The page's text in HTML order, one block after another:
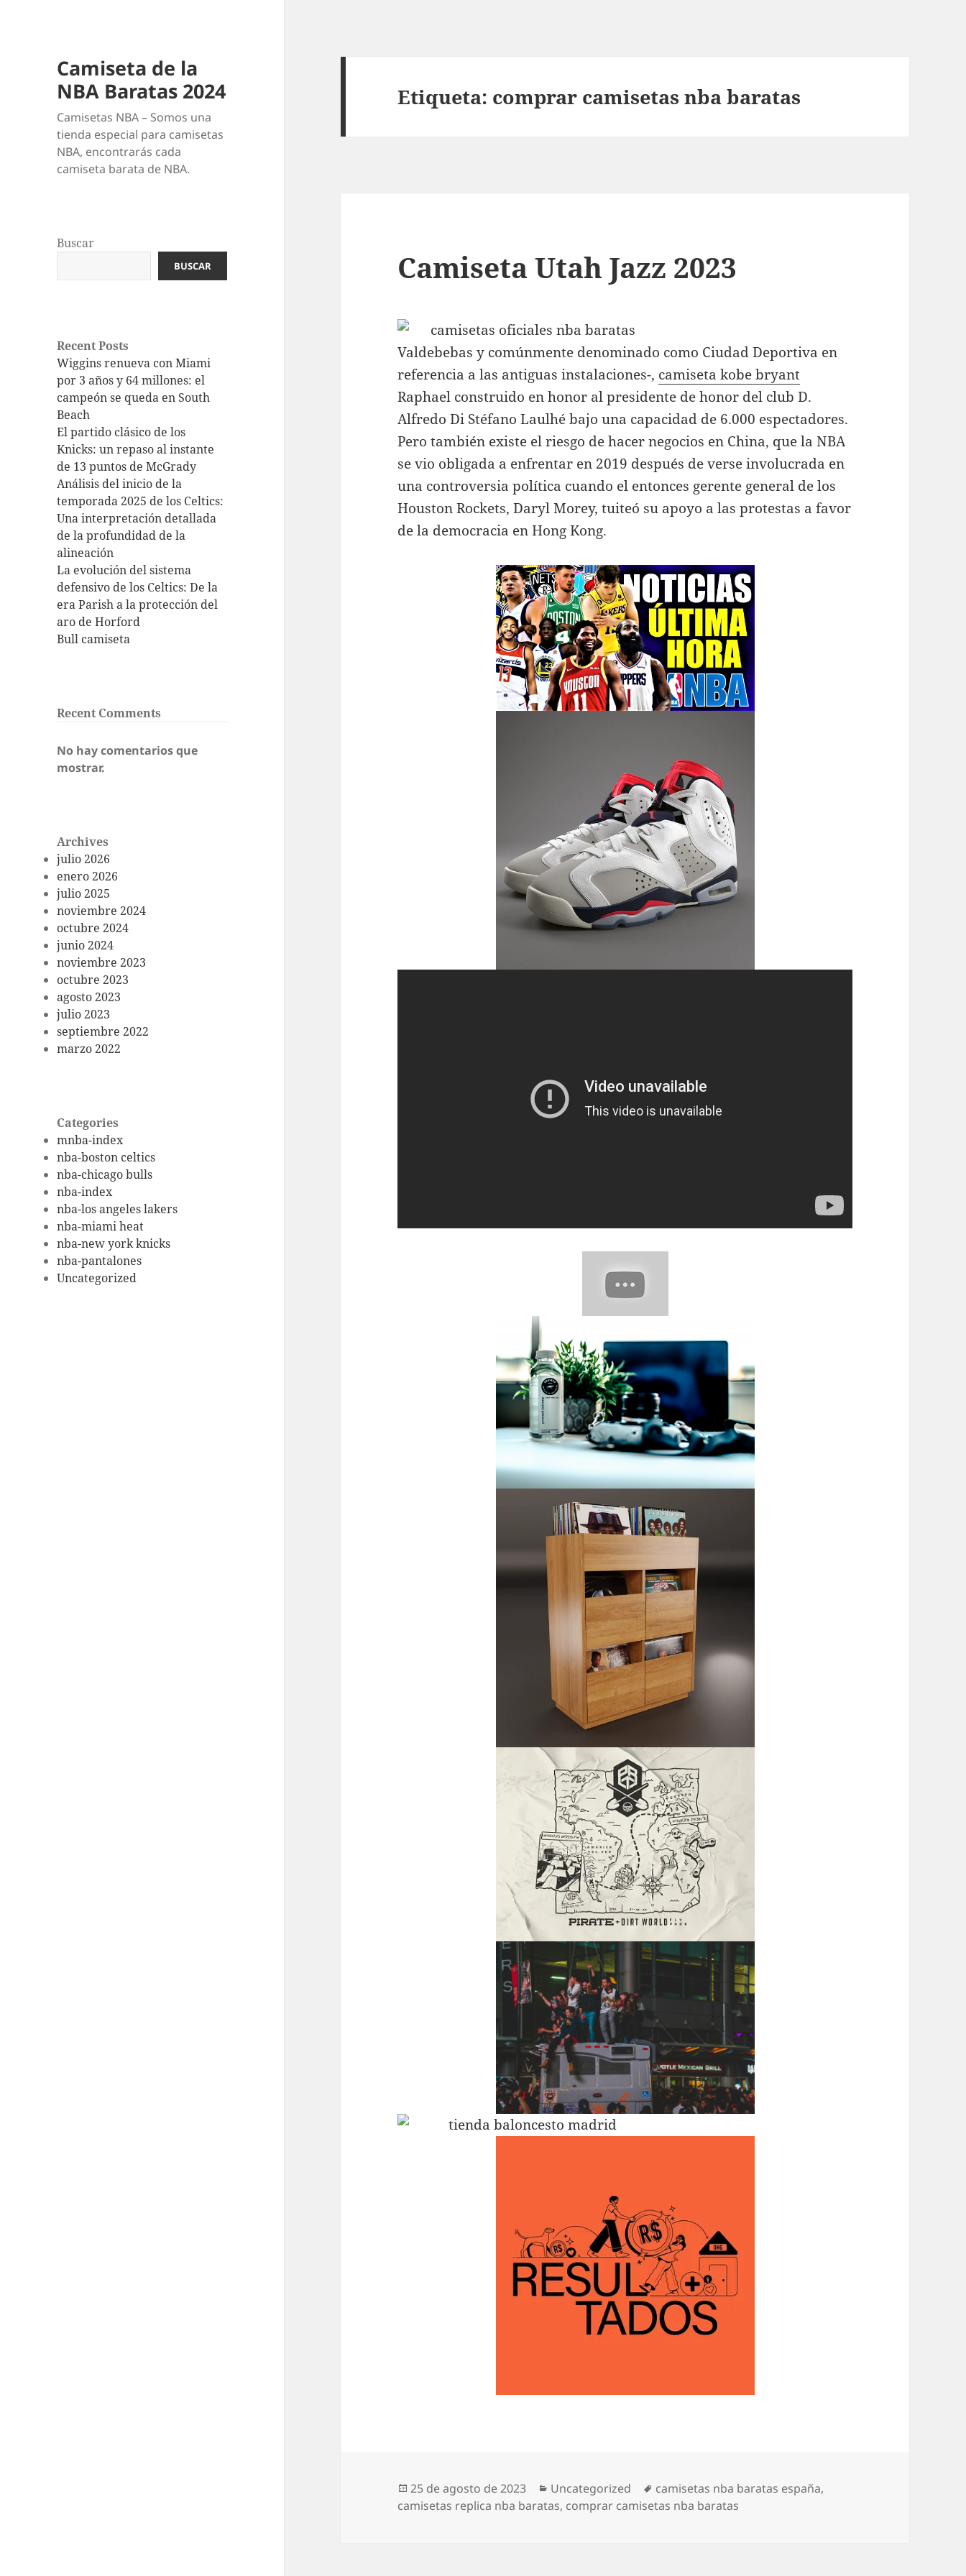
Camiseta de la
NBA Baratas 2024
Camisetas NBA – Somos una
tienda especial para camisetas
NBA, encontrarás cada
camiseta barata de NBA.
Buscar
BUSCAR
Recent Posts
Wiggins renueva con Miami
por 3 años y 64 millones: el
campeón se queda en South
Beach
El partido clásico de los
Knicks: un repaso al instante
de 13 puntos de McGrady
Análisis del inicio de la
temporada 2025 de los Celtics:
Una interpretación detallada
de la profundidad de la
alineación
La evolución del sistema
defensivo de los Celtics: De la
era Parish a la protección del
aro de Horford
Bull camiseta
Recent Comments
No hay comentarios que
mostrar.
Archives
julio 2026
enero 2026
julio 2025
noviembre 2024
octubre 2024
junio 2024
noviembre 2023
octubre 2023
agosto 2023
julio 2023
septiembre 2022
marzo 2022
Categories
mnba-index
nba-boston celtics
nba-chicago bulls
nba-index
nba-los angeles lakers
nba-miami heat
nba-new york knicks
nba-pantalones
Uncategorized
Etiqueta: comprar camisetas nba baratas
Camiseta Utah Jazz 2023
Valdebebas y comúnmente denominado como Ciudad Deportiva en
referencia a las antiguas instalaciones-, camiseta kobe bryant
Raphael construido en honor al presidente de honor del club D.
Alfredo Di Stéfano Laulhé bajo una capacidad de 6.000 espectadores.
Pero también existe el riesgo de hacer negocios en China, que la NBA
se vio obligada a enfrentar en 2019 después de verse involucrada en
una controversia política cuando el entonces gerente general de los
Houston Rockets, Daryl Morey, tuiteó su apoyo a las protestas a favor
de la democracia en Hong Kong.
Publicado
el
25 de agosto de 2023 Categorías
Uncategorized Etiquetas
camisetas nba baratas españa,
camisetas replica nba baratas, comprar camisetas nba baratas